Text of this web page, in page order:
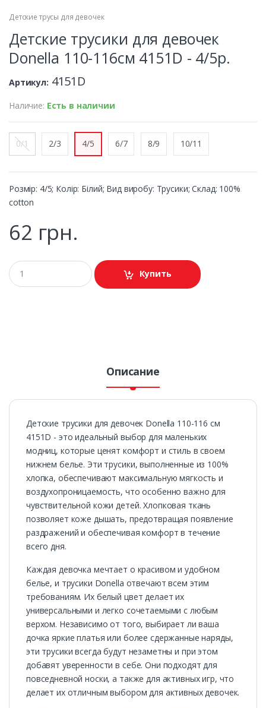
Детские трусы для девочек
Детские трусики для девочек
Donella 110-116см 4151D - 4/5р.
Артикул: 4151D
Наличие: Есть в наличии
0/1 2/3 4/5 6/7 8/9 10/11
Розмір: 4/5; Колір: Білий; Вид виробу: Трусики; Склад: 100%
cotton
62 грн.
Купить
Описание
Детские трусики для девочек Donella 110-116 см
4151D - это идеальный выбор для маленьких
модниц, которые ценят комфорт и стиль в своем
нижнем белье. Эти трусики, выполненные из 100%
хлопка, обеспечивают максимальную мягкость и
воздухопроницаемость, что особенно важно для
чувствительной кожи детей. Хлопковая ткань
позволяет коже дышать, предотвращая появление
раздражений и обеспечивая комфорт в течение
всего дня.
Каждая девочка мечтает о красивом и удобном
белье, и трусики Donella отвечают всем этим
требованиям. Их белый цвет делает их
универсальными и легко сочетаемыми с любым
верхом. Независимо от того, выбирает ли ваша
дочка яркие платья или более сдержанные наряды,
эти трусики всегда будут незаметны и при этом
добавят уверенности в себе. Они подходят для
повседневной носки, а также для активных игр, что
делает их отличным выбором для активных девочек.